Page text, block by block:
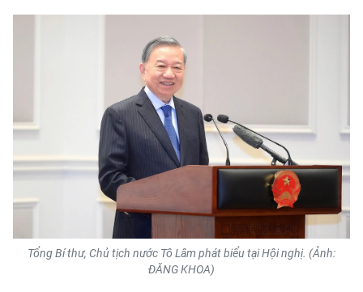
TIN ĐỊA PHƯƠNG
Trung du và miền núi phía Bắc
Đồng bằng sông Hồng
Bắc Trung Bộ
Duyên hải Nam Trung Bộ và Tây
Tổng Bí thư, Chủ tịch nước Tô Lâm phát biểu tại Hội nghị. (Ảnh:
ĐĂNG KHOA)